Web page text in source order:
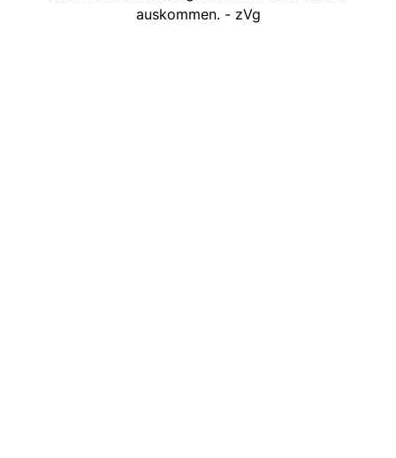
auskommen. - zVg